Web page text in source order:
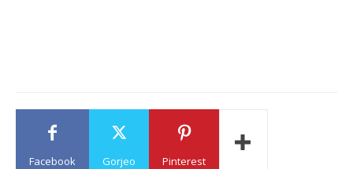
Facebook Gorjeo Pinterest